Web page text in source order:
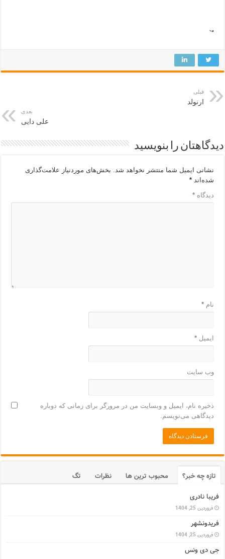
“`
قبلی
ارنولد
بعدی
علی دایی
دیدگاهتان را بنویسید
نشانی ایمیل شما منتشر نخواهد شد.
بخش‌های موردنیاز علامت‌گذاری
شده‌اند*
دیدگاه*
نام*
ایمیل*
وب‌ سایت
ذخیره نام، ایمیل و وبسایت من در مرورگر برای زمانی که دوباره
دیدگاهی می‌نویسم.
تازه چه خبر؟ محبوب ترین ها نظرات
تگ
فریبا نادری
فروردین 25, 1404
فریدونشهر
فروردین 25, 1404
جی دی ونس